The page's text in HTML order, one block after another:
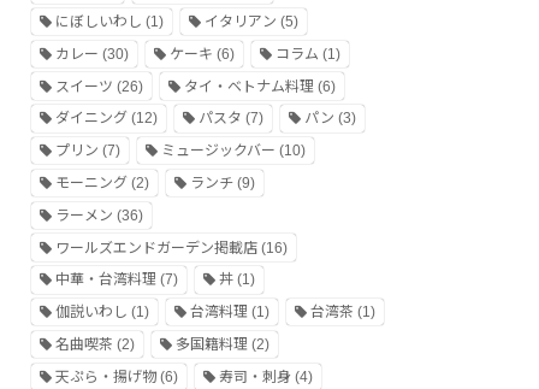
にぼしいわし (1) イタリアン (5)
カレー (30) ケーキ (6) コラム (1)
スイーツ (26) タイ・ベトナム料理 (6)
ダイニング (12) パスタ (7) パン (3)
プリン (7) ミュージックバー (10)
モーニング (2) ランチ(9)
ラーメン (36)
ワールズエンドガーデン掲載店 (16)
中華・台湾料理 (7) 丼(1)
伽説いわし (1) 台湾料理(1) 台湾茶 (1)
名曲喫茶 (2) 多国籍料理(2)
天ぷら・揚げ物 (6) 寿司・刺身(4)